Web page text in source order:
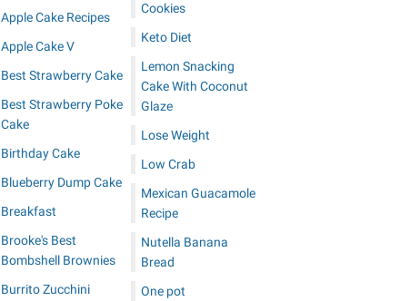
Apple Cake Recipes
Apple Cake V
Best Strawberry Cake
Best Strawberry Poke
Cake
Birthday Cake
Blueberry Dump Cake
Breakfast
Brooke's Best
Bombshell Brownies
Burrito Zucchini
Cookies
Keto Diet
Lemon Snacking
Cake With Coconut
Glaze
Lose Weight
Low Crab
Mexican Guacamole
Recipe
Nutella Banana
Bread
One pot